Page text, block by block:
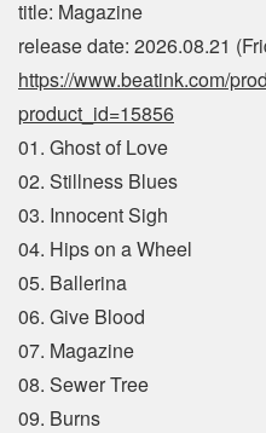
title: Magazine
release date: 2026.08.21
https://www.beatink.com/
product_id=15856
01. Ghost of Love
02. Stillness Blues
03. Innocent Sigh
04. Hips on a Wheel
05. Ballerina
06. Give Blood
07. Magazine
08. Sewer Tree
09. Burns